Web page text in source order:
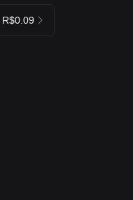
R$0.09